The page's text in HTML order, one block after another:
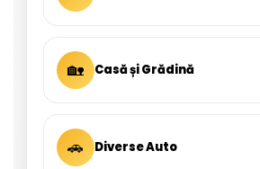
🏡 Casă și Grădină
🚗 Diverse Auto